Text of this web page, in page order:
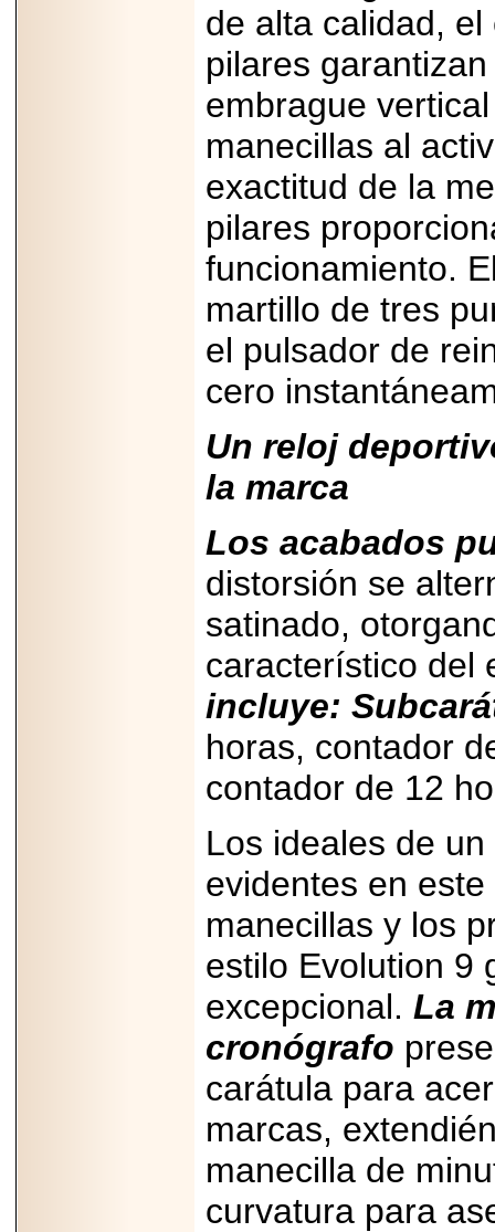
de alta calidad,
pilares
embrague
manecillas al
exactitud de la
pilares
funcionamiento.
martillo de tres
el pulsador de
cero
Un reloj
la marca
Los acabados
distorsión se
satinado,
característico del
incluye:
horas, contador
contador de 12
Los ideales de un
evidentes en
manecillas y los
estilo Evolution 9
excepcional. La
cronógrafo
carátula para
marcas,
manecilla de
curvatura para